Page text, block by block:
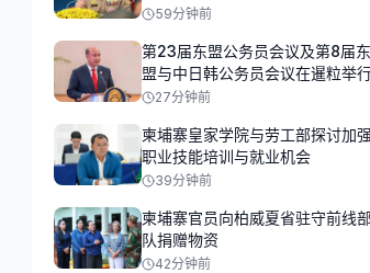
地占用问题
59分钟前
第23届东盟公务员会议及第8届东
盟与中日韩公务员会议在暹粒举
27分钟前
柬埔寨皇家学院与劳工部探讨加强
职业技能培训与就业机会
39分钟前
柬埔寨官员向柏威夏省驻守前线
队捐赠物资
42分钟前